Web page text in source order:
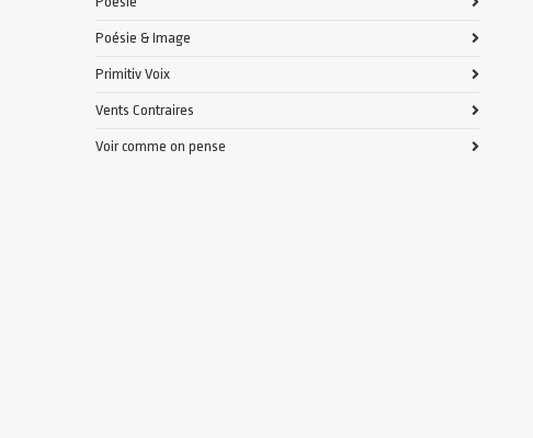
Poésie & Image
Primitiv Voix
Vents Contraires
Voir comme on pense